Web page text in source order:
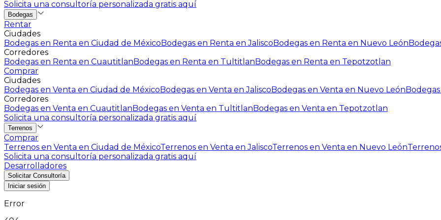
Solicita una consultoría personalizada gratis aquí
Bodegas
Rentar
Ciudades
Bodegas en Renta en Ciudad de MéxicoBodegas en Renta en JaliscoBodegas en Renta en Nuevo León
Corredores
Bodegas en Renta en CuautitlanBodegas en Renta en TultitlanBodegas en Renta en Tepotzotlan
Comprar
Ciudades
Bodegas en Venta en Ciudad de MéxicoBodegas en Venta en JaliscoBodegas en Venta en Nuevo León
Corredores
Bodegas en Venta en CuautitlanBodegas en Venta en TultitlanBodegas en Venta en Tepotzotlan
Solicita una consultoría personalizada gratis aquí
Terrenos
Comprar
Terrenos en Venta en Ciudad de MéxicoTerrenos en Venta en JaliscoTerrenos en Venta en Nuevo León
Solicita una consultoría personalizada gratis aquí
Desarrolladores
Solicitar Consultoría
Iniciar sesión
Error